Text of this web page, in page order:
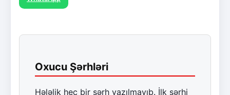
Oxucu Şərhləri
Hələlik heç bir şərh yazılmayıb. İlk şərhi